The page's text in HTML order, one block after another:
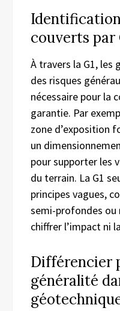
couverts par
À travers la G1,
des risques
nécessaire pour la
garantie. Par
zone d’exposition
un
pour supporter les
du terrain. La G1
principes vagues,
semi-profondes ou
chiffrer l’impact ni
Différencier
généralité